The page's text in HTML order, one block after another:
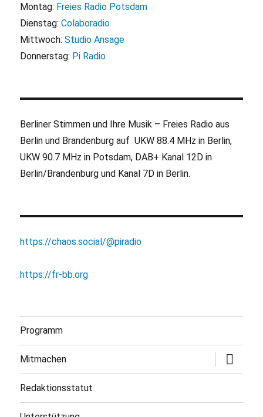
Montag: Freies Radio Potsdam
Dienstag:Colaboradio
Mittwoch:Studio Ansage
Donnerstag: Pi Radio
Berliner Stimmen und Ihre Musik – Freies Radio aus
Berlin und Brandenburg auf UKW 88.4 MHz in Berlin,
UKW 90.7 MHz in Potsdam, DAB+ Kanal 12D in
Berlin/Brandenburg und Kanal 7D in Berlin.
https://chaos.social/@piradio
https://fr-bb.org
Programm
Mitmachen
öffnen
Redaktionsstatut